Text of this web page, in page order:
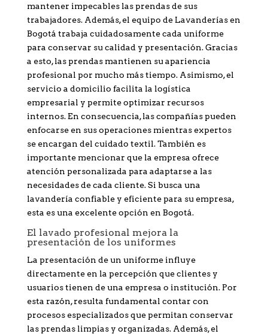
mantener impecables las prendas de sus
trabajadores. Además, el equipo de Lavanderías en
Bogotá trabaja cuidadosamente cada uniforme
para conservar su calidad y presentación. Gracias
a esto, las prendas mantienen su apariencia
profesional por mucho más tiempo. Asimismo, el
servicio a domicilio facilita la logística
empresarial y permite optimizar recursos
internos. En consecuencia, las compañías pueden
enfocarse en sus operaciones mientras expertos
se encargan del cuidado textil. También es
importante mencionar que la empresa ofrece
atención personalizada para adaptarse a las
necesidades de cada cliente. Si busca una
lavandería confiable y eficiente para su empresa,
esta es una excelente opción en Bogotá.
El lavado profesional mejora la
presentación de los uniformes
La presentación de un uniforme influye
directamente en la percepción que clientes y
usuarios tienen de una empresa o institución. Por
esta razón, resulta fundamental contar con
procesos especializados que permitan conservar
las prendas limpias y organizadas. Además, el